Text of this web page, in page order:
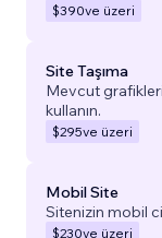
$390ve üzeri
Site Taşıma
Mevcut
kullanın.
$295ve üzeri
Mobil Site
Sitenizin mobil
$230ve üzeri